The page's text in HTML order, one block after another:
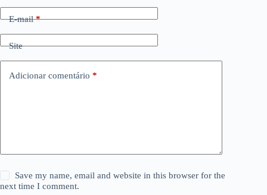
E-mail*
Site
Adicionar comentário *
Save my name, email and website in this browser for the
next time I comment.